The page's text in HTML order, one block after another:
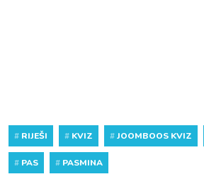
# RIJEŠI # KVIZ #JOOMBOOS KVIZ
# PAS # PASMINA